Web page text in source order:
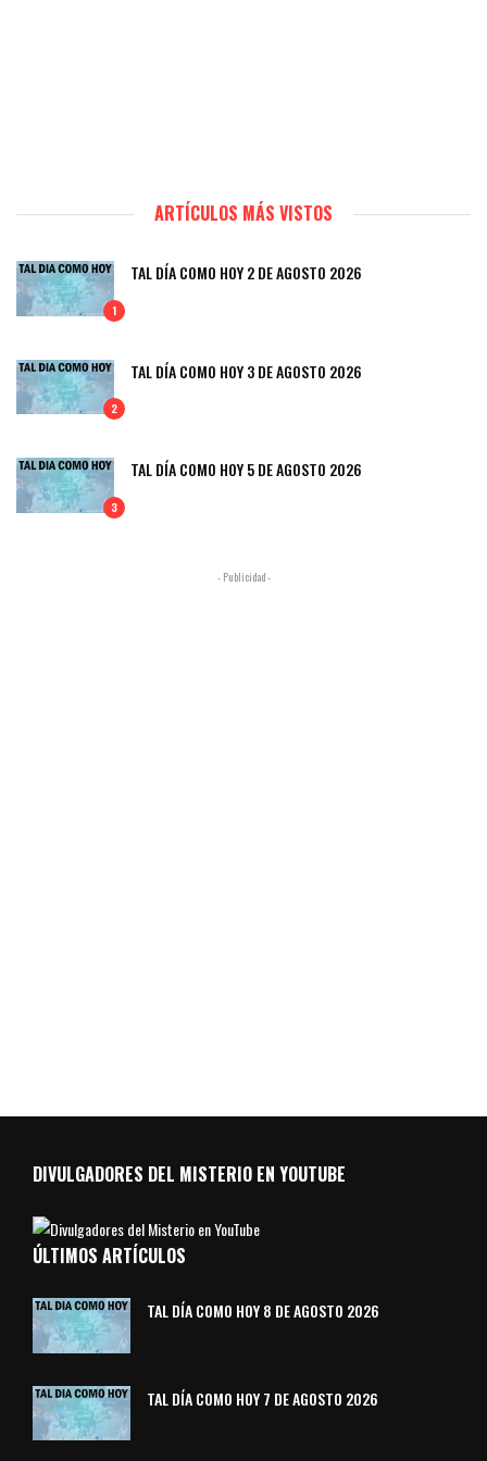
ARTÍCULOS MÁS VISTOS
1
TAL DÍA COMO HOY 2 DE AGOSTO 2026
2
TAL DÍA COMO HOY 3 DE AGOSTO 2026
3
TAL DÍA COMO HOY 5 DE AGOSTO 2026
- Publicidad -
DIVULGADORES DEL MISTERIO EN YOUTUBE
ÚLTIMOS ARTÍCULOS
TAL DÍA COMO HOY 8 DE AGOSTO 2026
TAL DÍA COMO HOY 7 DE AGOSTO 2026